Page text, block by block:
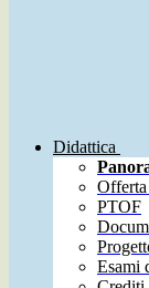
Didattica
PTOF
Esami